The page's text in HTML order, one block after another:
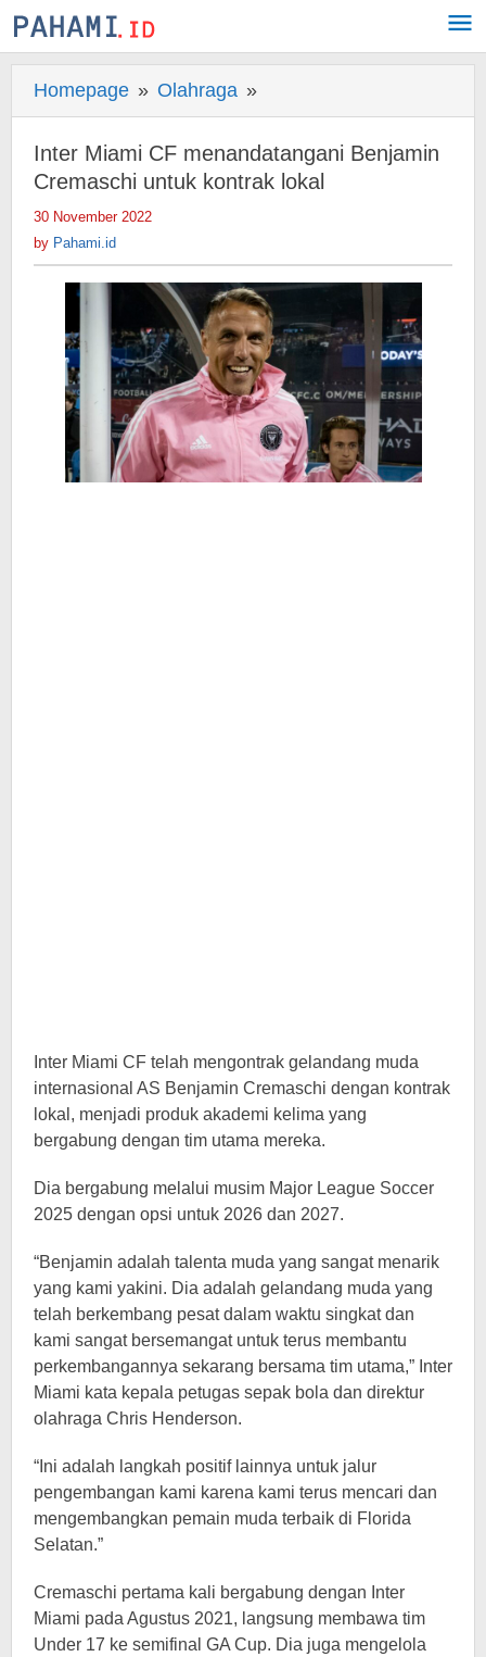
Skip
to
Homepage » Olahraga »
Miami
CF
menandatangani
untuk
kontrak
lokal
Inter Miami CF menandatangani Benjamin
Cremaschi untuk kontrak lokal
30 November 2022
by Pahami.id
Inter Miami CF telah mengontrak gelandang muda
internasional AS Benjamin Cremaschi dengan kontrak
lokal, menjadi produk akademi kelima yang
bergabung dengan tim utama mereka.
Dia bergabung melalui musim Major League Soccer
2025 dengan opsi untuk 2026 dan 2027.
“Benjamin adalah talenta muda yang sangat menarik
yang kami yakini. Dia adalah gelandang muda yang
telah berkembang pesat dalam waktu singkat dan
kami sangat bersemangat untuk terus membantu
perkembangannya sekarang bersama tim utama,” Inter
Miami kata kepala petugas sepak bola dan direktur
olahraga Chris Henderson.
“Ini adalah langkah positif lainnya untuk jalur
pengembangan kami karena kami terus mencari dan
mengembangkan pemain muda terbaik di Florida
Selatan.”
Cremaschi pertama kali bergabung dengan Inter
Miami pada Agustus 2021, langsung membawa tim
Under 17 ke semifinal GA Cup. Dia juga mengelola